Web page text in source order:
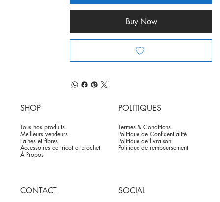
Buy Now
SHOP
Tous nos produits
Meilleurs vendeurs
Laines et fibres
Accessoires de tricot et crochet
À Propos
POLITIQUES
Termes & Conditions
Politique de Confidentialité
Politique de livraison
Politique de remboursement
CONTACT SOCIAL